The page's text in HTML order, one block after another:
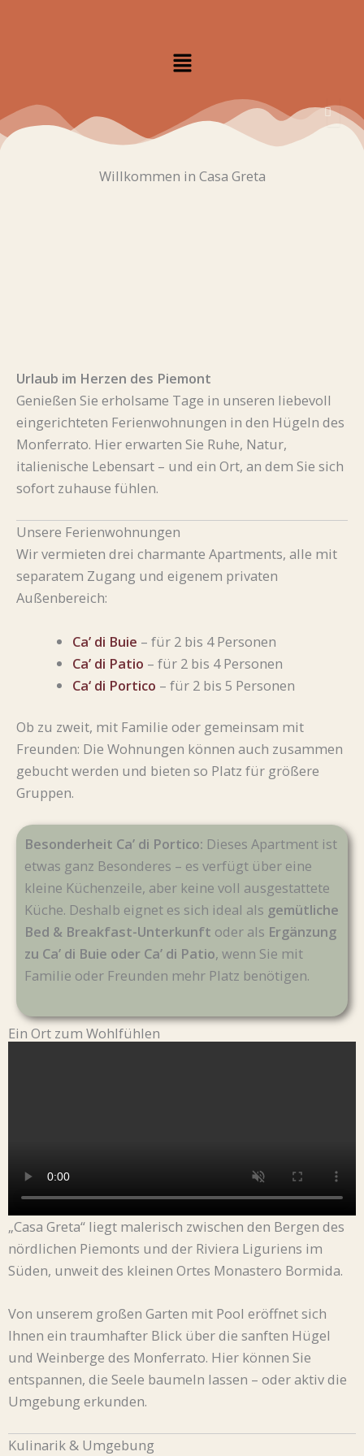
Menü
Willkommen in Casa Greta
Urlaub im Herzen des Piemont
Genießen Sie erholsame Tage in unseren liebevoll
eingerichteten Ferienwohnungen in den Hügeln des
Monferrato. Hier erwarten Sie Ruhe, Natur,
italienische Lebensart – und ein Ort, an dem Sie sich
sofort zuhause fühlen.
Unsere Ferienwohnungen
Wir vermieten drei charmante Apartments, alle mit
separatem Zugang und eigenem privaten
Außenbereich:
Ca’ di Buie – für 2 bis 4 Personen
Ca’ di Patio – für 2 bis 4 Personen
Ca‘ di Portico – für 2 bis 5 Personen
Ob zu zweit, mit Familie oder gemeinsam mit
Freunden: Die Wohnungen können auch zusammen
gebucht werden und bieten so Platz für größere
Gruppen.
Besonderheit Ca’ di Portico: Dieses Apartment ist
etwas ganz Besonderes – es verfügt über eine
kleine Küchenzeile, aber keine voll ausgestattete
Küche. Deshalb eignet es sich ideal als gemütliche
Bed & Breakfast-Unterkunft oder als Ergänzung
zu Ca’ di Buie oder Ca’ di Patio, wenn Sie mit
Familie oder Freunden mehr Platz benötigen.
Ein Ort zum Wohlfühlen
„Casa Greta“ liegt malerisch zwischen den Bergen des
nördlichen Piemonts und der Riviera Liguriens im
Süden, unweit des kleinen Ortes Monastero Bormida.
Von unserem großen Garten mit Pool eröffnet sich
Ihnen ein traumhafter Blick über die sanften Hügel
und Weinberge des Monferrato. Hier können Sie
entspannen, die Seele baumeln lassen – oder aktiv die
Umgebung erkunden.
Kulinarik & Umgebung